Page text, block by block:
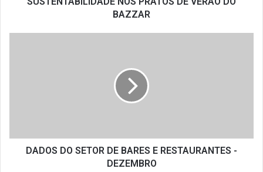
BAZZAR
DEZEMBRO
DADOS DO SETOR DE BARES E RESTAURANTES -
DEZEMBRO